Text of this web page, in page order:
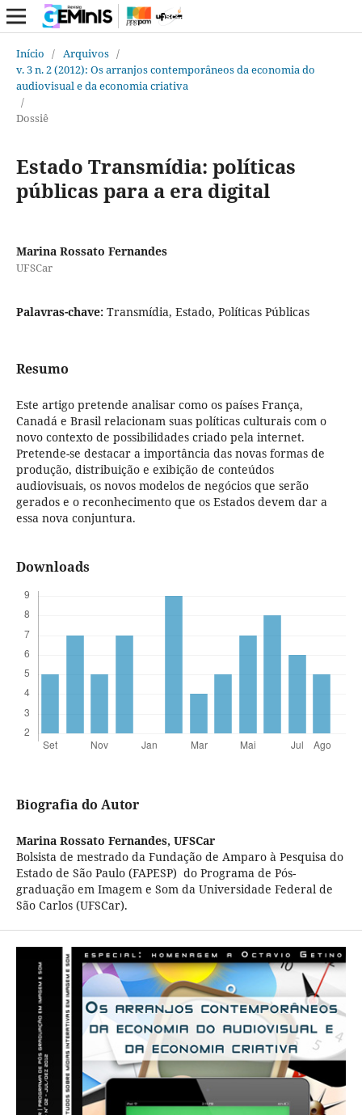
Início / Arquivos /
v. 3 n. 2 (2012): Os arranjos contemporâneos da economia do
audiovisual e da economia criativa
/
Dossiê
Estado Transmídia: políticas
públicas para a era digital
Marina Rossato Fernandes
UFSCar
Palavras-chave: Transmídia, Estado, Políticas Públicas
Resumo
Este artigo pretende analisar como os países França,
Canadá e Brasil relacionam suas políticas culturais com o
novo contexto de possibilidades criado pela internet.
Pretende-se destacar a importância das novas formas de
produção, distribuição e exibição de conteúdos
audiovisuais, os novos modelos de negócios que serão
gerados e o reconhecimento que os Estados devem dar a
essa nova conjuntura.
Downloads
Biografia do Autor
Marina Rossato Fernandes, UFSCar
Bolsista de mestrado da Fundação de Amparo à Pesquisa do
Estado de São Paulo (FAPESP) do Programa de Pós-
graduação em Imagem e Som da Universidade Federal de
São Carlos (UFSCar).